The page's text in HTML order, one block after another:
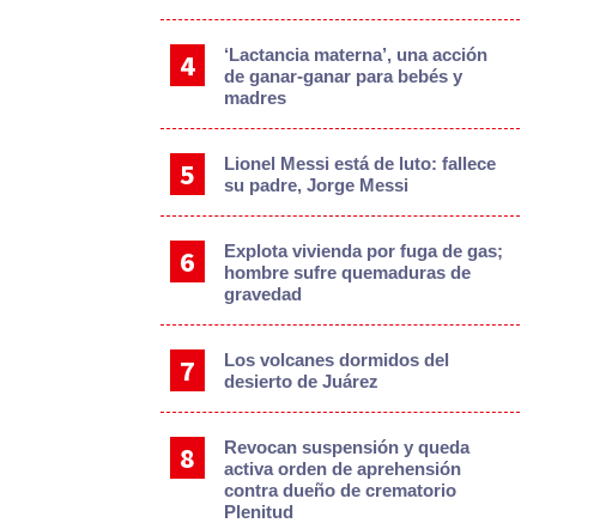
‘Lactancia materna’, una acción
de ganar-ganar para bebés y
madres
Lionel Messi está de luto: fallece
su padre, Jorge Messi
Explota vivienda por fuga de gas;
hombre sufre quemaduras de
gravedad
Los volcanes dormidos del
desierto de Juárez
Revocan suspensión y queda
activa orden de aprehensión
contra dueño de crematorio
Plenitud